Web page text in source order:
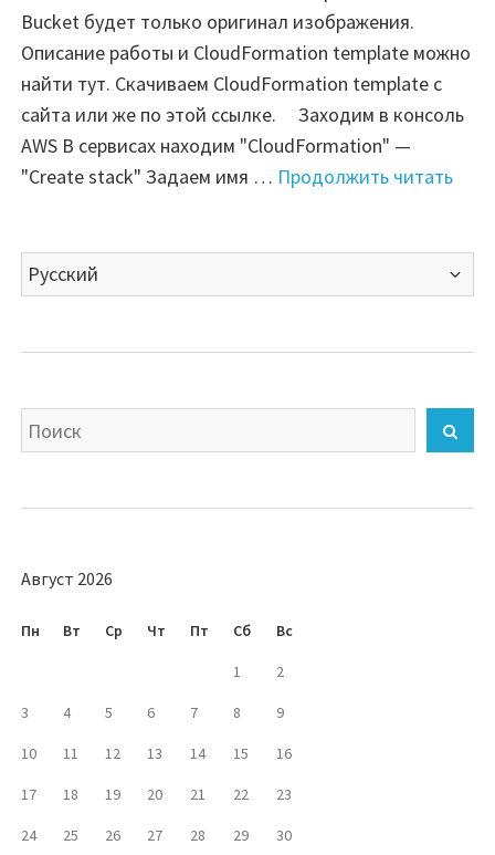
Bucket будет только оригинал изображения.
Описание работы и CloudFormation template можно
найти тут. Скачиваем CloudFormation template с
сайта или же по этой ссылке. Заходим в консоль
AWS В сервисах находим "CloudFormation" —
"Create stack" Задаем имя … Продолжить читать"AWS
на
Выбрать
язык
Искать
Август 2026
Пн Вт Ср Чт Пт Сб Вс
1 2
3 4 5 6 7 8 9
10 11 12 13 14 15 16
17 18 19 20 21 22 23
24 25 26 27 28 29 30